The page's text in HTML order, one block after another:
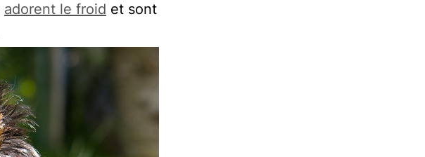
adorent le froid et sont